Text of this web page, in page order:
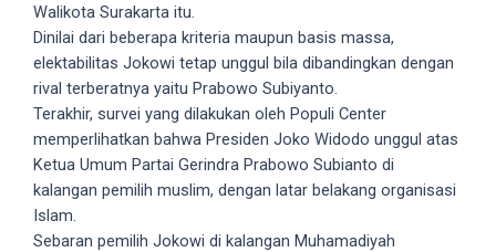
several
different
formats.
18tube
Every
porn
video
you
upload
Walikota Surakarta itu.
Dinilai dari beberapa kriteria maupun basis massa,
elektabilitas Jokowi tetap unggul bila dibandingkan dengan
rival terberatnya yaitu Prabowo Subiyanto.
Terakhir, survei yang dilakukan oleh Populi Center
memperlihatkan bahwa Presiden Joko Widodo unggul atas
Ketua Umum Partai Gerindra Prabowo Subianto di
kalangan pemilih muslim, dengan latar belakang organisasi
Islam.
Sebaran pemilih Jokowi di kalangan Muhamadiyah